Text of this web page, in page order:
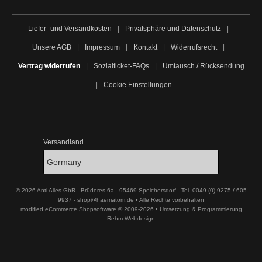
Liefer- und Versandkosten | Privatsphäre und Datenschutz |
Unsere AGB | Impressum | Kontakt | Widerrufsrecht |
Vertrag widerrufen | Sozialticket-FAQs | Umtausch / Rücksendung
| Cookie Einstellungen
Versandland
© 2026 Anti Alles GbR - Brüderes 6a - 95469 Speichersdorf - Tel. 0049 (0) 9275 / 605
9937 - shop@haematom.de • Alle Rechte vorbehalten
modified eCommerce Shopsoftware © 2009-2026 • Umsetzung & Programmierung
Rehm Webdesign